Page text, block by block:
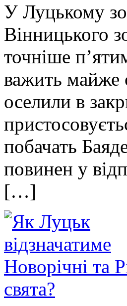
У Луцькому
Вінницького
точніше
важить майже
оселили в
побачать
повинен у
[…]